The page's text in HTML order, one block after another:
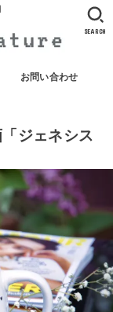
お問い合わせ
SEARCH
ジェネシス